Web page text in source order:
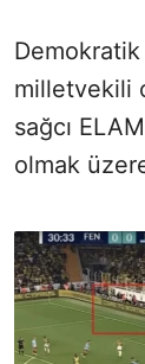
milletvekili
sağcı
olmak üzere